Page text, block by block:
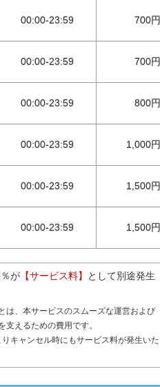
00:00-23:59 700円
00:00-23:59 700円
00:00-23:59 800円
00:00-23:59 1,000円
00:00-23:59 1,500円
00:00-23:59 1,500円
が【サービス料】
として別途発生
は、本サービスのスムーズな運営および
支えるための費用です。
キャンセル時にもサービス料が発生いた